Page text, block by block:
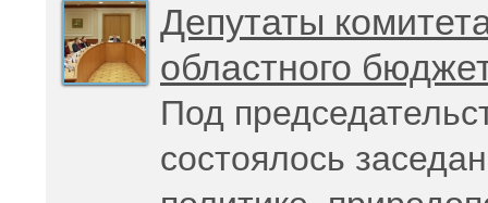
Депутаты
областного
Под
состоялось